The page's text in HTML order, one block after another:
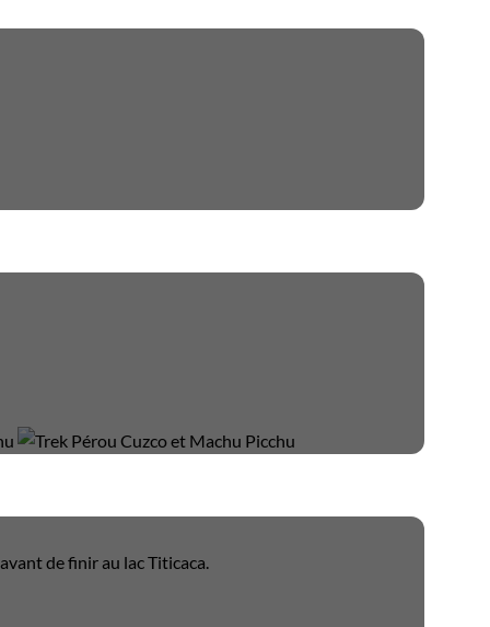
de finir au lac Titicaca.